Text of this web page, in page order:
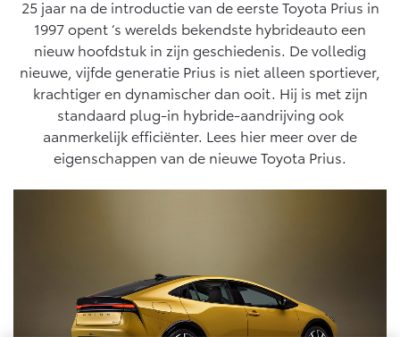
Vanaf € 31.895,- Vanaf € 32.995,-
HYBRIDE
Vanaf € 33.495,-
HYBRIDE
Vanaf € 35.495,-
Onderhoud op Maat
APK
Airco check
Vakantiecheck
Hybride Zekerheid Controle
Toyota handleidingen
Toyota Service Informatie (SIL)
Schade & Glasherstel
10 jaar Toyota garantie
Wat is Private Lease?
Bereken je maandbedrag
Private Lease voor ZZP
Private Lease Occasions
Oplaadservice
Thuislaadpakketten
Zakelijk
Toyota voor de zaak
Leaserijder
Wagenparkbeheer
Operational Lease
Werkplaatsafspraak maken
Contact en Route
Schade melden
Bekijk de verwachte modellen
25 jaar na de introductie van de eerste Toyota Prius in
1997 opent ‘s werelds bekendste hybrideauto een
nieuw hoofdstuk in zijn geschiedenis. De volledig
nieuwe, vijfde generatie Prius is niet alleen sportiever,
krachtiger en dynamischer dan ooit. Hij is met zijn
standaard plug-in hybride-aandrijving ook
aanmerkelijk efficiënter. Lees hier meer over de
eigenschappen van de nieuwe Toyota Prius.